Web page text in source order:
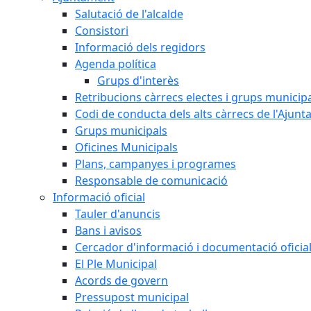
Salutació de l'alcalde
Consistori
Informació dels regidors
Agenda política
Grups d'interès
Retribucions càrrecs electes i grups
Codi de conducta dels alts càrrecs de
Grups municipals
Oficines Municipals
Plans, campanyes i programes
Responsable de comunicació
Informació oficial
Tauler d'anuncis
Bans i avisos
Cercador d'informació i documentació
El Ple Municipal
Acords de govern
Pressupost municipal